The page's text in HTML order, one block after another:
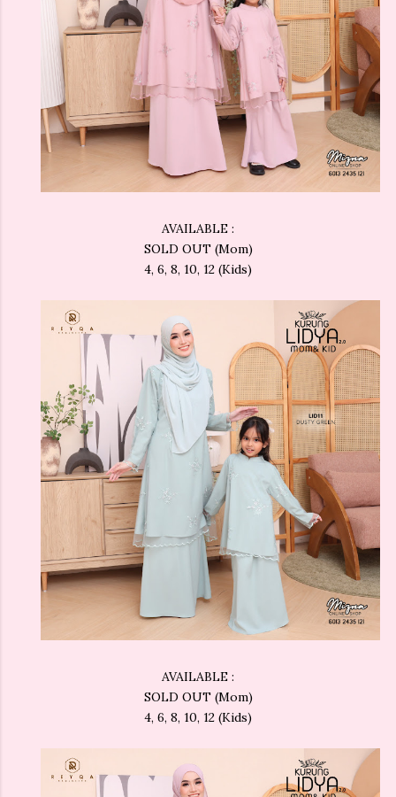
AVAILABLE :
SOLD OUT (Mom)
4, 6, 8, 10, 12 (Kids)
AVAILABLE :
SOLD OUT (Mom)
4, 6, 8, 10, 12 (Kids)